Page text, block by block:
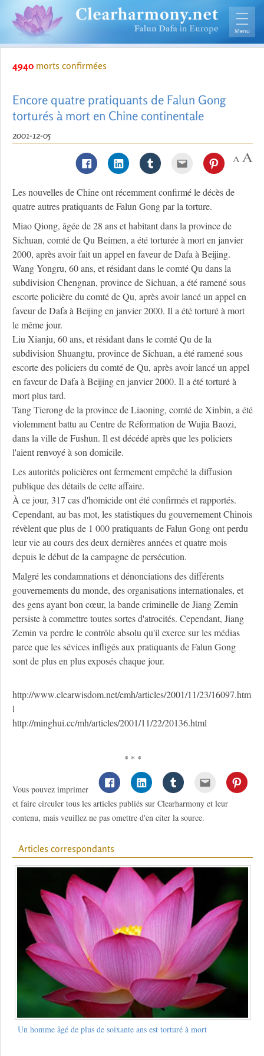
4940 morts confirmées
Encore quatre pratiquants de Falun Gong
torturés à mort en Chine continentale
2001-12-05
Les nouvelles de Chine ont récemment confirmé le décès de
quatre autres pratiquants de Falun Gong par la torture.
Miao Qiong, âgée de 28 ans et habitant dans la province de
Sichuan, comté de Qu Beimen, a été torturée à mort en janvier
2000, après avoir fait un appel en faveur de Dafa à Beijing.
Wang Yongru, 60 ans, et résidant dans le comté Qu dans la
subdivision Chengnan, province de Sichuan, a été ramené sous
escorte policière du comté de Qu, après avoir lancé un appel en
faveur de Dafa à Beijing en janvier 2000. Il a été torturé à mort
le même jour.
Liu Xianju, 60 ans, et résidant dans le comté Qu de la
subdivision Shuangtu, province de Sichuan, a été ramené sous
escorte des policiers du comté de Qu, après avoir lancé un appel
en faveur de Dafa à Beijing en janvier 2000. Il a été torturé à
mort plus tard.
Tang Tierong de la province de Liaoning, comté de Xinbin, a été
violemment battu au Centre de Réformation de Wujia Baozi,
dans la ville de Fushun. Il est décédé après que les policiers
l'aient renvoyé à son domicile.
Les autorités policières ont fermement empêché la diffusion
publique des détails de cette affaire.
À ce jour, 317 cas d'homicide ont été confirmés et rapportés.
Cependant, au bas mot, les statistiques du gouvernement Chinois
révèlent que plus de 1 000 pratiquants de Falun Gong ont perdu
leur vie au cours des deux dernières années et quatre mois
depuis le début de la campagne de persécution.
Malgré les condamnations et dénonciations des différents
gouvernements du monde, des organisations internationales, et
des gens ayant bon cœur, la bande criminelle de Jiang Zemin
persiste à commettre toutes sortes d'atrocités. Cependant, Jiang
Zemin va perdre le contrôle absolu qu'il exerce sur les médias
parce que les sévices infligés aux pratiquants de Falun Gong
sont de plus en plus exposés chaque jour.
http://www.clearwisdom.net/emh/articles/2001/11/23/16097.htm
l
http://minghui.cc/mh/articles/2001/11/22/20136.html
* * *
Vous pouvez imprimer
et faire circuler tous les articles publiés sur Clearharmony et leur
contenu, mais veuillez ne pas omettre d'en citer la source.
Articles correspondants
Un homme âgé de plus de soixante ans est torturé à mort